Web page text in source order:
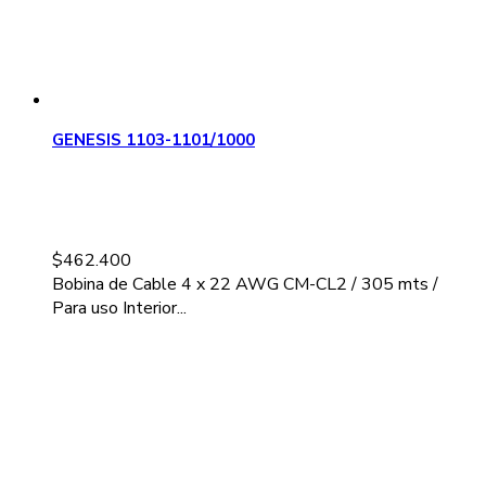
GENESIS 1103-1101/1000
$462.400
Bobina de Cable 4 x 22 AWG CM-CL2 / 305 mts /
Para uso Interior...